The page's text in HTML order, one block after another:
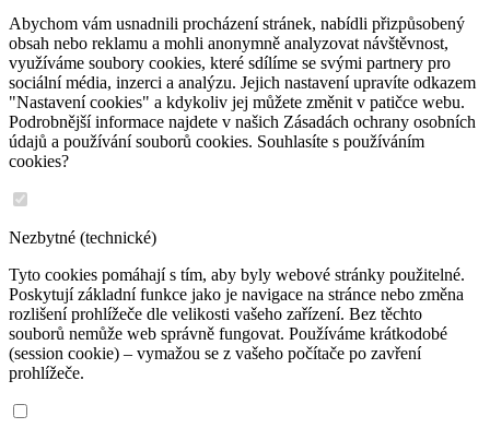
Abychom vám usnadnili procházení stránek, nabídli přizpůsobený
obsah nebo reklamu a mohli anonymně analyzovat návštěvnost,
využíváme soubory cookies, které sdílíme se svými partnery pro
sociální média, inzerci a analýzu. Jejich nastavení upravíte odkazem
"Nastavení cookies" a kdykoliv jej můžete změnit v patičce webu.
Podrobnější informace najdete v našich Zásadách ochrany osobních
údajů a používání souborů cookies. Souhlasíte s používáním
cookies?
Nezbytné (technické)
Tyto cookies pomáhají s tím, aby byly webové stránky použitelné.
Poskytují základní funkce jako je navigace na stránce nebo změna
rozlišení prohlížeče dle velikosti vašeho zařízení. Bez těchto
souborů nemůže web správně fungovat. Používáme krátkodobé
(session cookie) – vymažou se z vašeho počítače po zavření
prohlížeče.